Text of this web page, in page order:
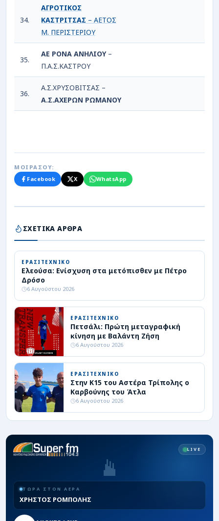
34.
ΑΓΡΟΤΙΚΟΣ
ΚΑΣΤΡΙΤΣΑΣ – ΑΕΤΟΣ
Μ. ΠΕΡΙΣΤΕΡΙΟΥ
35.
ΑΕ ΡΟΝΑ ΑΝΗΛΙΟΥ–
Π.Α.Σ.ΚΑΣΤΡΟΥ
36.
Α.Σ.ΧΡΥΣΟΒΙΤΣΑΣ –
Α.Σ.ΑΧΕΡΩΝ ΡΩΜΑΝΟΥ
ΜΟΙΡΑΣΟΥ:
Facebook
X WhatsApp
ΣΧΕΤΙΚΑ ΑΡΘΡΑ
ΕΡΑΣΙΤΕΧΝΙΚΟ
Ελεούσα: Ενίσχυση στα μετόπισθεν με Πέτρο
Δρόσο
6 Αυγούστου 2026
ΕΡΑΣΙΤΕΧΝΙΚΟ
Πετσάλι: Πρώτη μεταγραφική
κίνηση με Βαλάντη Ζήση
6 Αυγούστου 2026
ΕΡΑΣΙΤΕΧΝΙΚΟ
Στην Κ15 του Αστέρα Τρίπολης ο
Καρβούνης του Άτλα
6 Αυγούστου 2026
LIVE
ΤΩΡΑ ΣΤΟΝ ΑΕΡΑ
ΧΡΗΣΤΟΣ ΡΟΜΠΟΛΗΣ